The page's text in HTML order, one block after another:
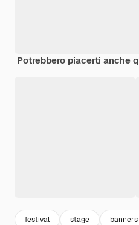
Potrebbero piacerti anche
festival stage banners